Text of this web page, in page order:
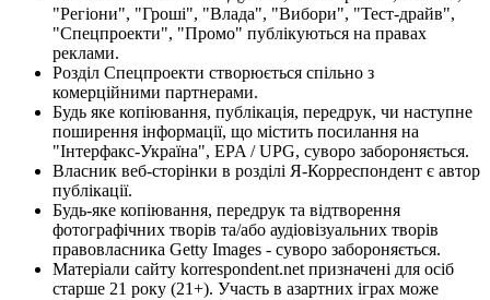
"Регіони", "Гроші", "Влада", "Вибори", "Тест-драйв",
"Спецпроекти", "Промо" публікуються на правах
реклами.
Розділ Спецпроекти створюється спільно з
комерційними партнерами.
Будь яке копіювання, публікація, передрук, чи наступне
поширення інформації, що містить посилання на
"Інтерфакс-Україна", EPA / UPG, суворо забороняється.
Власник веб-сторінки в розділі Я-Корреспондент є автор
публікації.
Будь-яке копіювання, передрук та відтворення
фотографічних творів та/або аудіовізуальних творів
правовласника Getty Images - суворо забороняється.
Матеріали сайту korrespondent.net призначені для осіб
старше 21 року (21+). Участь в азартних іграх може